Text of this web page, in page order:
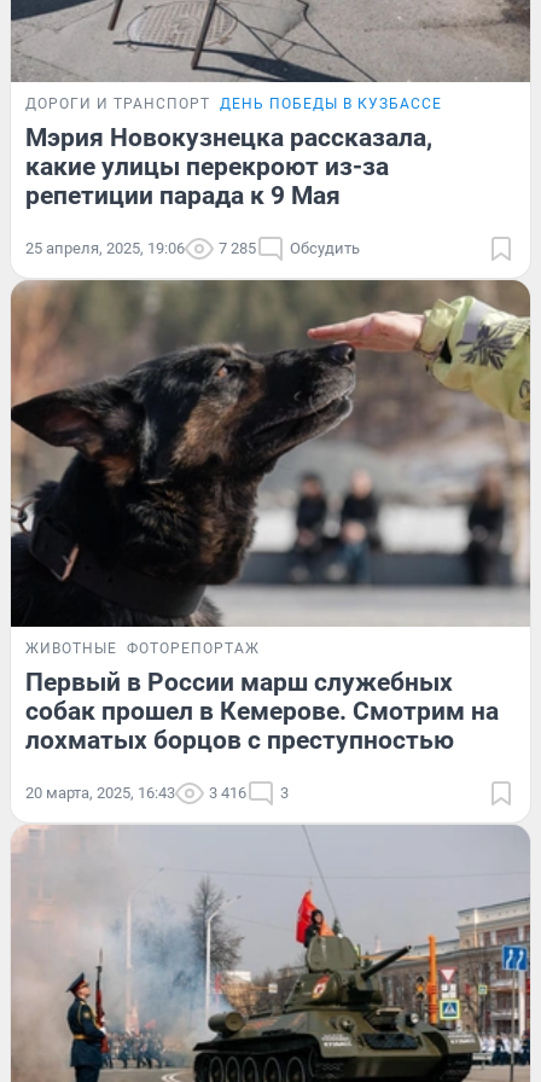
ДОРОГИ И ТРАНСПОРТ ДЕНЬ ПОБЕДЫ В КУЗБАССЕ
Мэрия Новокузнецка рассказала,
какие улицы перекроют из-за
репетиции парада к 9 Мая
25 апреля, 2025, 19:06 7 285 Обсудить
ЖИВОТНЫЕ ФОТОРЕПОРТАЖ
Первый в России марш служебных
собак прошел в Кемерове. Смотрим на
лохматых борцов с преступностью
20 марта, 2025, 16:43 3 416 3